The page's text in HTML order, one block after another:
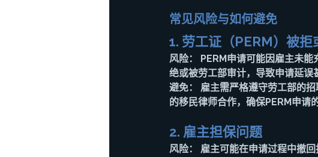
常见风险与如何避免
1. 劳工证（PERM）被拒
风险：
PERM申请可能因雇主未
绝或被劳工部审计，导致申请延误
避免：
雇主需严格遵守劳工部的
的移民律师合作，确保PERM申请
2. 雇主担保问题
风险：
雇主可能在申请过程中撤